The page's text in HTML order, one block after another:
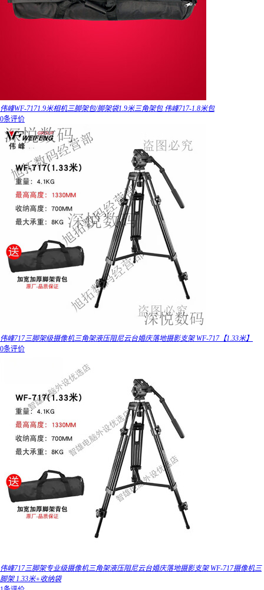
伟峰WF-7171.9米相机三脚架包/脚架袋1.9米三角架包 伟峰717-1.8米包
0条评价
伟峰717三脚架级摄像机三角架液压阻尼云台婚庆落地摄影支架 WF-717【1.33米】
0条评价
伟峰717三脚架专业级摄像机三角架液压阻尼云台婚庆落地摄影支架 WF-717摄像机三
脚架 1.33米+收纳袋